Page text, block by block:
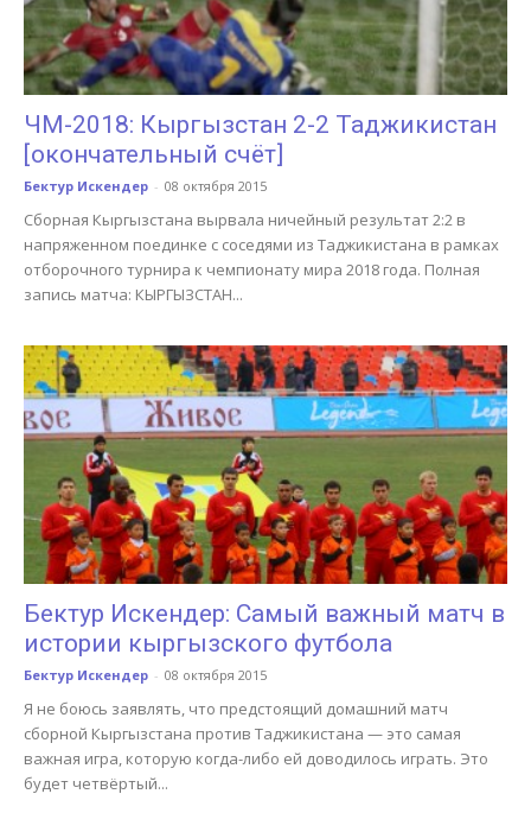
ЧМ-2018: Кыргызстан 2-2 Таджикистан
[окончательный счёт]
Бектур Искендер - 08 октября 2015
Сборная Кыргызстана вырвала ничейный результат 2:2 в
напряженном поединке с соседями из Таджикистана в рамках
отборочного турнира к чемпионату мира 2018 года. Полная
запись матча: КЫРГЫЗСТАН...
Бектур Искендер: Самый важный матч в
истории кыргызского футбола
Бектур Искендер - 08 октября 2015
Я не боюсь заявлять, что предстоящий домашний матч
сборной Кыргызстана против Таджикистана — это самая
важная игра, которую когда-либо ей доводилось играть. Это
будет четвёртый...